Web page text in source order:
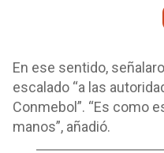
En ese sentido,
escalado “a las
Conmebol”. “Es como
manos”, añadió.